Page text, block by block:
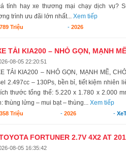
tính hay xe thương mại chạy dịch vụ?
trình ưu đãi lớn nhất...Xem tiếp
789 Triệu - 2026
TẢI KIA200 – NHỎ GỌN, MẠNH
08-05 22:20:51
TẢI KIA200 – NHỎ GỌN, MẠNH MẼ,
2.497cc – 130Ps, bền bỉ, tiết kiệm nhiên
thước tổng thể: 5.220 x 1.780 x 2.000
thùng lửng – mui bạt – thùng...Xem tiếp
358 Triệu -2026 -
FORTUNER 2.7V 4X2 AT
08-05 16:35:42